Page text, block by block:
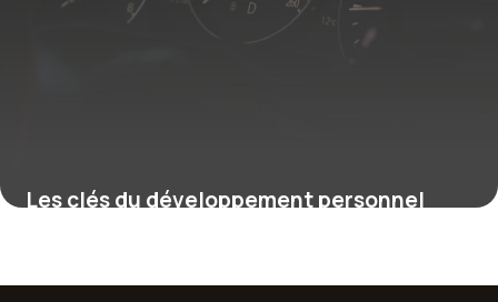
Les clés du développement personnel